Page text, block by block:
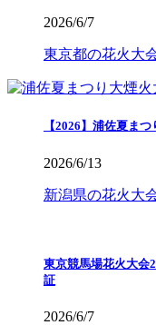
2026/6/7
東京都の花火大
【2026】浦佐夏ま
2026/6/13
新潟県の花火大
東京競馬場花火大会
証
2026/6/7